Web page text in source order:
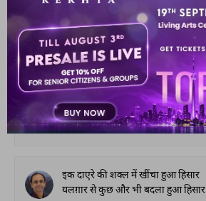
मिरे चेहरे से ग़म आँखों से हैरानी न जाएगी
यही सूरत रहेगी और पहचानी न जाएगी
सिद्दीक़ मुजीबी
रौशनी रंगों में सिमटा हुआ धोका ही न हो
मैं जिसे जिस्म समझता हूँ वो साया ही न हो
सरमद सहबाई
इक दाएरे की शक्ल में खींचा हुआ हिसार
यलग़ार से कुछ और भी बदला हुआ हिसार